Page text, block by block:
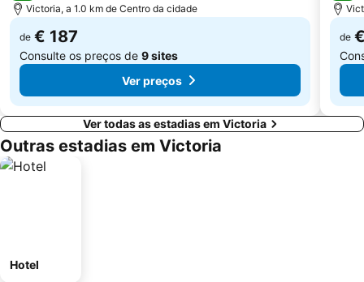
Victoria, a 1.0 km de Centro da cidade
de € 187
Consulte os preços de 9 sites
Ver preços
de
Ver todas as estadias em Victoria
Outras estadias em Victoria
Hotel